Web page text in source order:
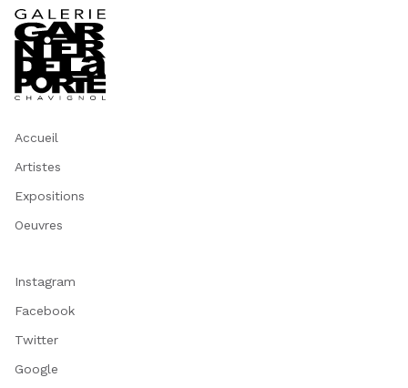
Accueil
Artistes
Expositions
Oeuvres
Instagram
Facebook
Twitter
Google